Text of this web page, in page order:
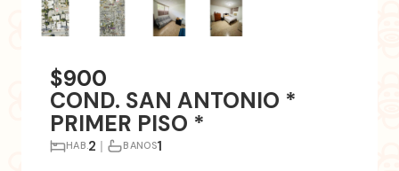
$900
COND. SAN ANTONIO *
PRIMER PISO *
HAB.2 | BANOS1